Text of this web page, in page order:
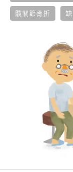
髖關節骨折